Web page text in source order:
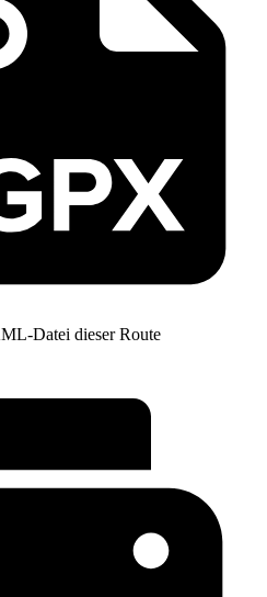
Datei dieser Route